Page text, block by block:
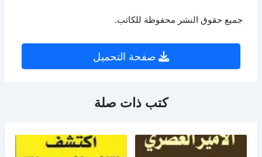
جميع حقوق النشر محفوظة للكاتب.
صفحة التحميل
كتب ذات صلة